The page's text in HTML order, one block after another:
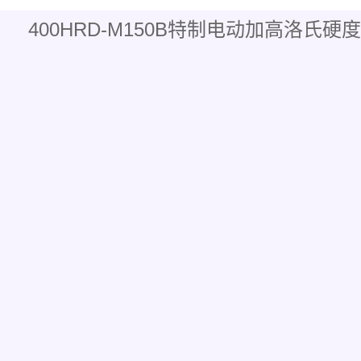
400HRD-M150B特制电动加高洛氏硬